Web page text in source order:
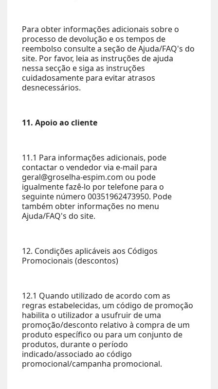
Para obter informações adicionais sobre o
processo de devolução e os tempos de
reembolso consulte a seção de Ajuda/FAQ's do
site. Por favor, leia as instruções de ajuda
nessa secção e siga as instruções
cuidadosamente para evitar atrasos
desnecessários.
11. Apoio ao cliente
11.1 Para informações adicionais, pode
contactar o vendedor via e-mail para
geral@groselha-espim.com ou pode
igualmente fazê-lo por telefone para o
seguinte número 00351962473950. Pode
também obter informações no menu
Ajuda/FAQ's do site.
12. Condições aplicáveis aos Códigos
Promocionais (descontos)
12.1 Quando utilizado de acordo com as
regras estabelecidas, um código de promoção
habilita o utilizador a usufruir de uma
promoção/desconto relativo à compra de um
produto específico ou para um conjunto de
produtos, durante o período
indicado/associado ao código
promocional/campanha promocional.